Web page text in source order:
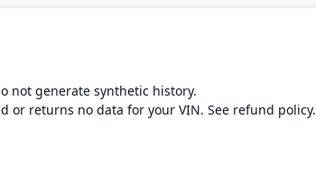
not generate synthetic history.
returns no data for your VIN. See refund policy.